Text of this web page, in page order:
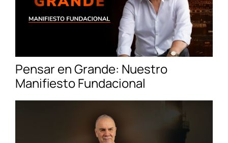
Pensar en Grande: Nuestro
Manifiesto Fundacional